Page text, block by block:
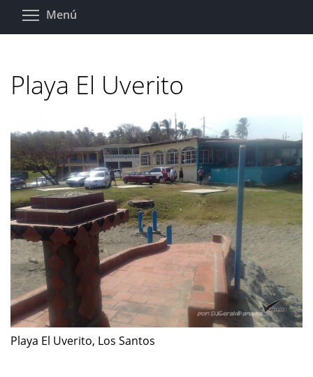
Pasar
Menú
Playa El Uverito
Playa El Uverito, Los Santos